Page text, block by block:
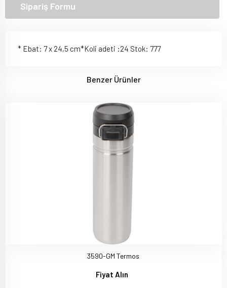
Sipariş Formu
* Ebat: 7 x 24,5 cm*Koli adeti :24 Stok: 777
Benzer Ürünler
3590-GM Termos
Fiyat Alın